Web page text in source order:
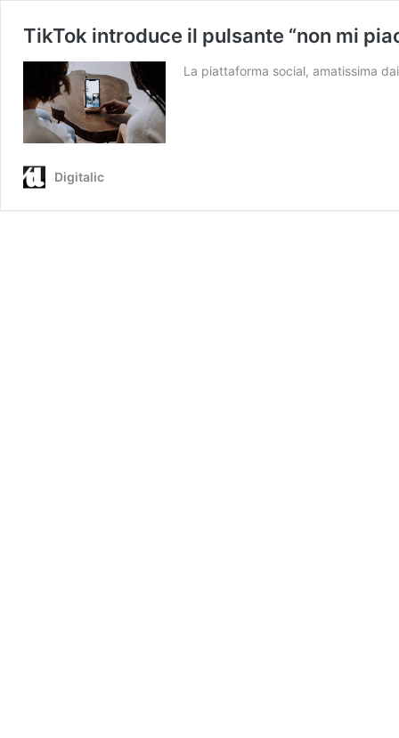
TikTok introduce il pulsante “non mi
La piattaforma social, amatissima
Digitalic